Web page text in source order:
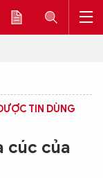
TIN DÙNG
cúc của